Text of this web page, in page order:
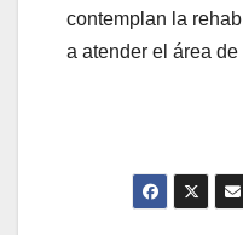
contemplan la
a atender el área